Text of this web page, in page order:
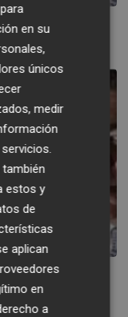
familia
VP
familia
VP
en su
únicos
medir
también
estos y
de
aplican
en
a